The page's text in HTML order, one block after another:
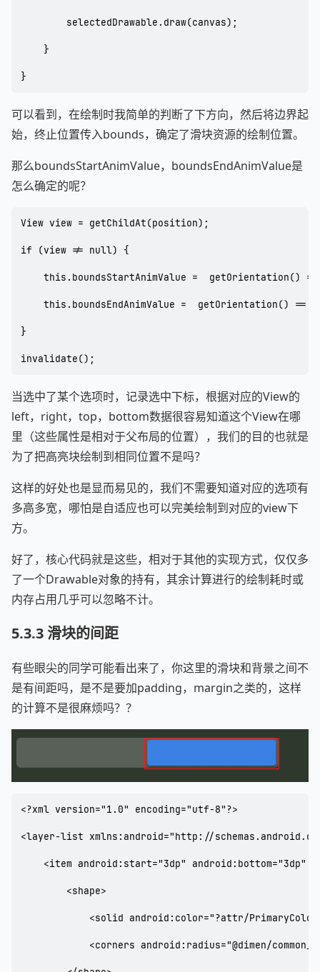
        selectedDrawable.draw(canvas);
    }
}
可以看到，在绘制时我简单的判断了下方向，然后将边界起
始，终止位置传入bounds，确定了滑块资源的绘制位置。
那么boundsStartAnimValue，boundsEndAnimValue是
怎么确定的呢？
View view = getChildAt(position);
if (view != null) {
this.boundsStartAnimValue =  getOrientation()
this.boundsEndAnimValue =  getOrientation() ==
}
invalidate();
当选中了某个选项时，记录选中下标，根据对应的View的
left，right，top，bottom数据很容易知道这个View在哪
里（这些属性是相对于父布局的位置），我们的目的也就是
为了把高亮块绘制到相同位置不是吗？
这样的好处也是显而易见的，我们不需要知道对应的选项有
多高多宽，哪怕是自适应也可以完美绘制到对应的view下
方。
好了，核心代码就是这些，相对于其他的实现方式，仅仅多
了一个Drawable对象的持有，其余计算进行的绘制耗时或
内存占用几乎可以忽略不计。
5.3.3 滑块的间距
有些眼尖的同学可能看出来了，你这里的滑块和背景之间不
是有间距吗，是不是要加padding，margin之类的，这样
的计算不是很麻烦吗？？
<?xml version="1.0" encoding="utf-8"?>
<layer-list xmlns:android="http://
<item android:start="3dp" android:bottom="3dp"
        <shape>
<solid android:color="?attr/
<corners android:radius="@dimen/